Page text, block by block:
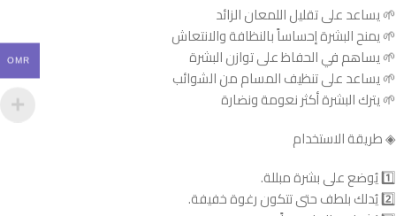
🌱 يساعد على تقليل اللمعان الزائد
🌱 يمنح البشرة إحساساً بالنظافة والانتعاش
🌱 يساهم في الحفاظ على توازن البشرة
🌱 يساعد على تنظيف المسام من الشوائب
🌱 يترك البشرة أكثر نعومة ونضارة
◈ طريقة الاستخدام
1️⃣ يُوضع على بشرة مبللة.
2️⃣ يُدلك بلطف حتى تتكون رغوة خفيفة.
OMR